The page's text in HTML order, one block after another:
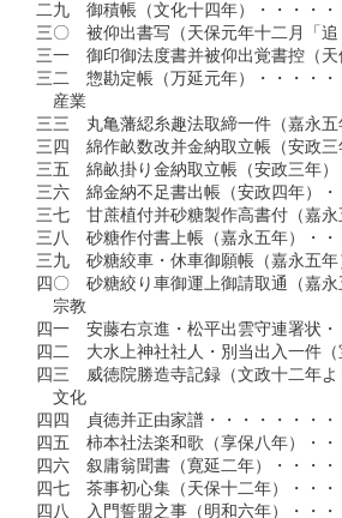
二九　御積帳（文化十四年）・・・・
三〇　被仰出書写（天保元年十二月「
三一　御印御法度書并被仰出覚書控（
三二　惣勘定帳（万延元年）・・・・
産業
三三　丸亀藩綛糸趣法取締一件（嘉永
三四　綿作畝数改并金納取立帳（安政
三五　綿畝掛り金納取立帳（安政三年
三六　綿金納不足書出帳（安政四年）
三七　甘蔗植付并砂糖製作高書付（嘉
三八　砂糖作付書上帳（嘉永五年）・
三九　砂糖絞車・休車御願帳（嘉永五
四〇　砂糖絞り車御運上御請取通（嘉
宗教
四一　安藤右京進・松平出雲守連署状
四二　大水上神社社人・別当出入一件
四三　威徳院勝造寺記録（文政十二年
文化
四四　貞徳并正由家譜・・・・・・・
四五　柿本社法楽和歌（享保八年）・
四六　叙庸翁聞書（寛延二年）・・・
四七　茶事初心集（天保十二年）・・
四八　入門誓盟之事（明和六年）・・